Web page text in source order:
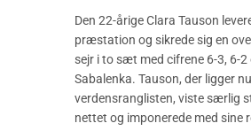
Den 22-årige Clara Tauson
præstation og sikrede sig en
sejr i to sæt med cifrene 6-3, 6-2
Sabalenka. Tauson, der ligger
verdensranglisten, viste særlig
nettet og imponerede med sine